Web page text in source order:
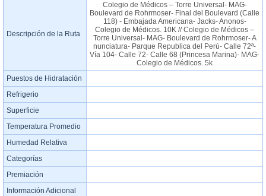
Descripción de la Ruta
Colegio de Médicos – Torre Universal- MAG-
Boulevard de Rohrmoser- Final del Boulevard (Calle
118) - Embajada Americana- Jacks- Anonos-
Colegio de Médicos. 10K // Colegio de Médicos –
Torre Universal- MAG- Boulevard de Rohrmoser- A
nunciatura- Parque Republica del Perú- Calle 72ª-
Vía 104- Calle 72- Calle 68 (Princesa Marina)- MAG-
Colegio de Médicos. 5k
Puestos de Hidratación
Refrigerio
Superficie
Temperatura Promedio
Humedad Relativa
Categorías
Premiación
Información Adicional